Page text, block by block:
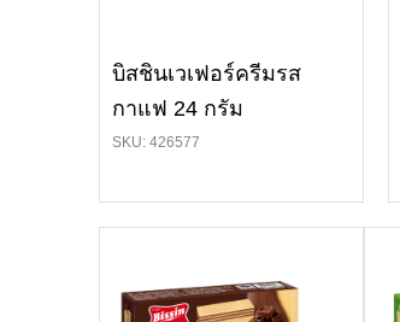
บิสชินเวเฟอร์ครีมรส
กาแฟ 24 กรัม
SKU: 426577